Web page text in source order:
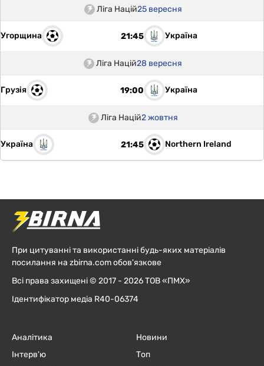
Ліга Націй25 вересня
Угорщина 21:45 Україна
Ліга Націй28 вересня
Грузія 19:00 Україна
Ліга Націй2 жовтня
Україна 21:45 Northern Ireland
При цитуванні та використанні будь-яких матеріалів
посилання на zbirna.com обов'язкове
Всі права захищені © 2017 - 2026 ТОВ «ПМХ»
Ідентифікатор медіа R40-06374
Аналітика
Інтерв'ю
Новини
Топ